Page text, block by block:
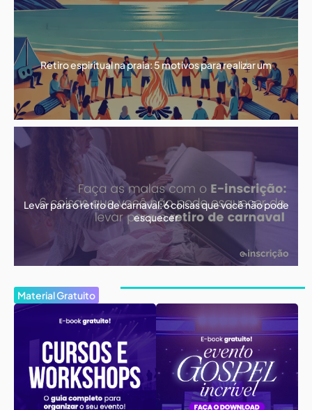
Retiro espiritual na praia: 5 motivos para realizar um
Levar para o retiro de carnaval: 6 coisas que você não pode
esquecer
Material Gratuito